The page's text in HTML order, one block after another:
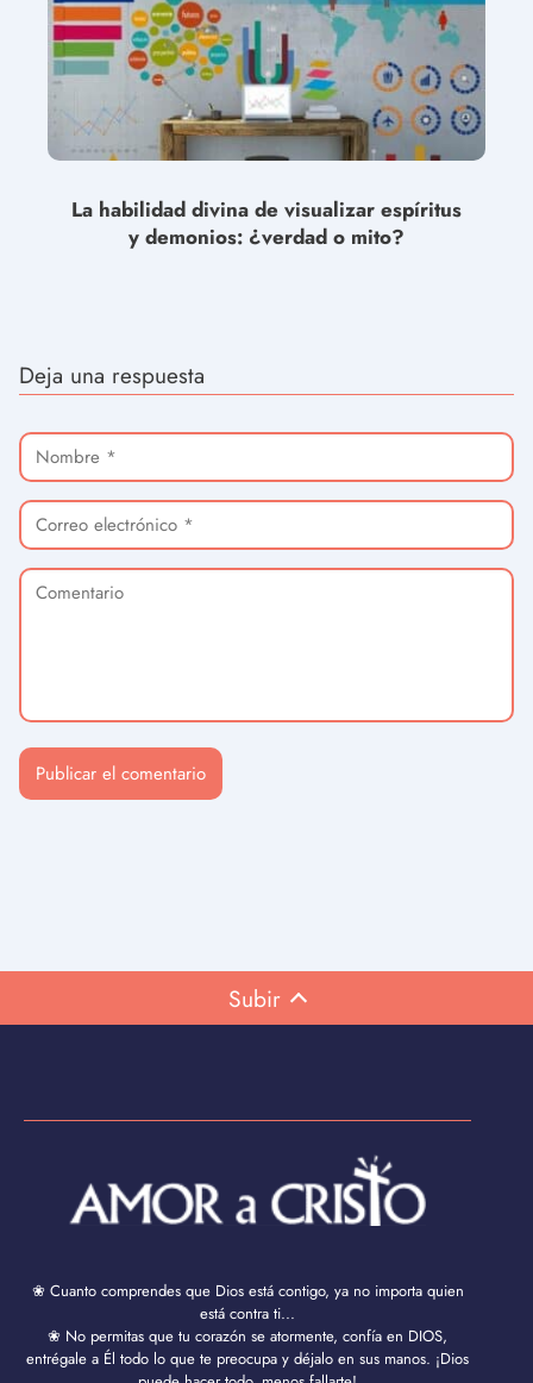
La habilidad divina de visualizar espíritus
y demonios: ¿verdad o mito?
Deja una respuesta
Subir
❀ Cuanto comprendes que Dios está contigo, ya no importa quien
está contra ti...
❀ No permitas que tu corazón se atormente, confía en DIOS,
entrégale a Él todo lo que te preocupa y déjalo en sus manos. ¡Dios